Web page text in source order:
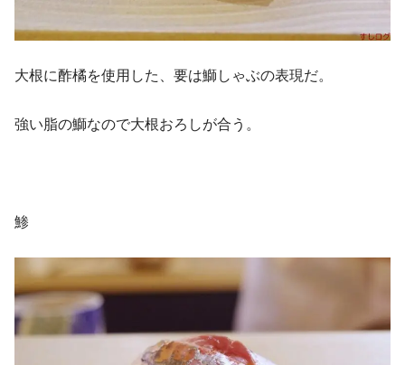
大根に酢橘を使用した、要は鰤しゃぶの表現だ。
強い脂の鰤なので大根おろしが合う。
鯵